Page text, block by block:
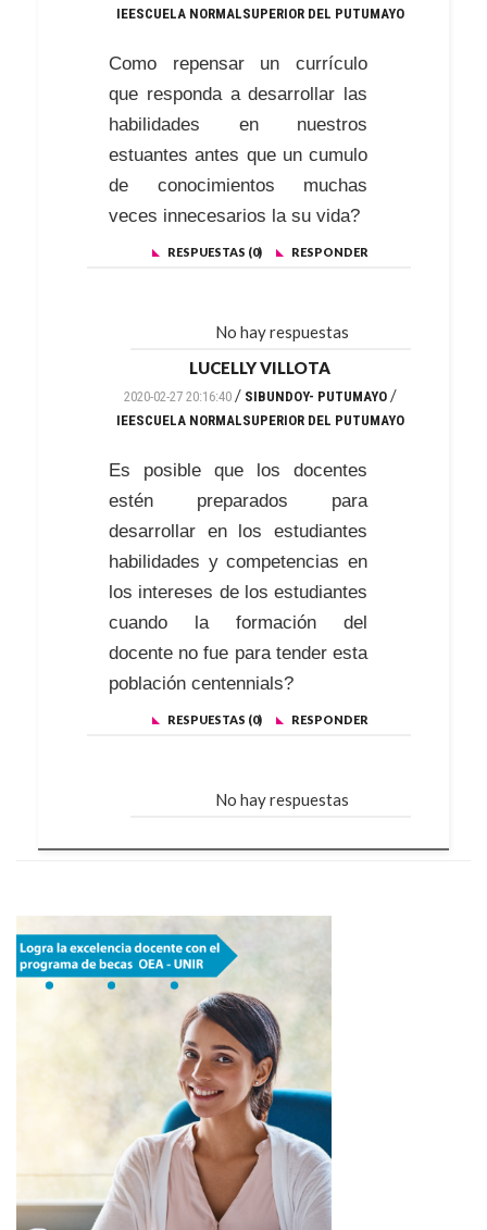
IEESCUELA NORMALSUPERIOR DEL PUTUMAYO
Como repensar un currículo
que responda a desarrollar las
habilidades en nuestros
estuantes antes que un cumulo
de conocimientos muchas
veces innecesarios la su vida?
RESPUESTAS (0) RESPONDER
No hay respuestas
LUCELLY VILLOTA
2020-02-27 20:16:40/ SIBUNDOY- PUTUMAYO/
IEESCUELA NORMALSUPERIOR DEL PUTUMAYO
Es posible que los docentes
estén preparados para
desarrollar en los estudiantes
habilidades y competencias en
los intereses de los estudiantes
cuando la formación del
docente no fue para tender esta
población centennials?
RESPUESTAS (0) RESPONDER
No hay respuestas